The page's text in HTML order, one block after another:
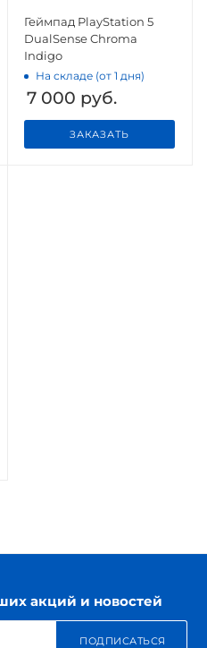
Геймпад PlayStation 5
DualSense Chroma
Indigo
На складе (от 1 дня)
7 000 руб.
ЗАКАЗАТЬ
акций и новостей
ПОДПИСАТЬСЯ